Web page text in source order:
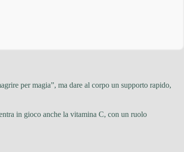
per magia”, ma dare al corpo un supporto rapido,
in gioco anche la vitamina C, con un ruolo